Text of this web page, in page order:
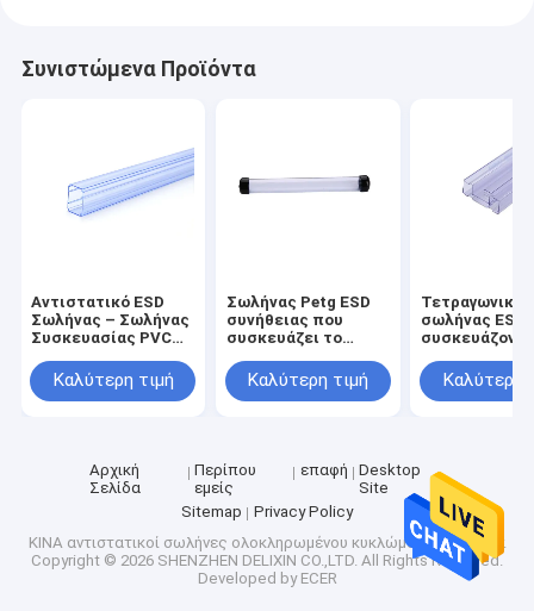
Συνιστώμενα Προϊόντα
Αντιστατικό ESD
Σωλήνας – Σωλήνας
Συσκευασίας PVC
Αντιστατικές
Μονάδες Ισχύος
Καλύτερη τιμή
Σωλήνας Petg ESD
συνήθειας που
συσκευάζει το
1.0mm με τα
καλύμματα τελών
Καλύτερη τιμή
Τετραγωνικός
σωλήνας ESD,
ενότητας
ηλεκτρικού
Καλύτερη
Αρχική
Σελίδα
Περίπου
εμείς
επαφή
Desktop
Site
Sitemap
Privacy Policy
ΚΙΝΑ αντιστατικοί σωλήνες ολοκληρωμένου κυκλώματος supplier.
Copyright © 2026 SHENZHEN DELIXIN CO.,LTD. All Rights Reserved.
Developed by ECER